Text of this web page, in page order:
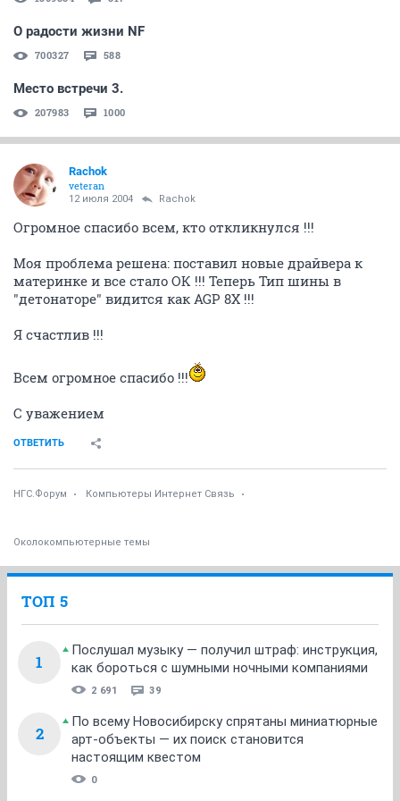
О радости жизни NF
700327 588
Место встречи 3.
207983 1000
Rachok
veteran
12 июля 2004 Rachok
Огромное спасибо всем, кто откликнулся !!!
Моя проблема решена: поставил новые драйвера к
материнке и все стало ОК !!! Теперь Тип шины в
"детонаторе" видится как AGP 8X !!!
Я счастлив !!!
Всем огромное спасибо !!!
С уважением
ОТВЕТИТЬ
НГС.Форум Компьютеры Интернет Связь
Околокомпьютерные темы
ТОП 5
1
Послушал музыку — получил штраф: инструкция,
как бороться с шумными ночными компаниями
2 691 39
2
По всему Новосибирску спрятаны миниатюрные
арт-объекты — их поиск становится
настоящим квестом
0